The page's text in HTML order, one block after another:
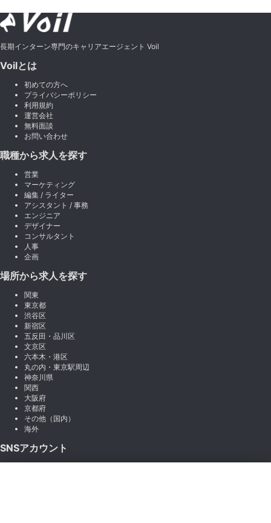
長期インターン専門のキャリアエージェント Voil
Voilとは
初めての方へ
プライバシーポリシー
利用規約
運営会社
無料面談
お問い合わせ
職種から求人を探す
営業
マーケティング
編集 / ライター
アシスタント / 事務
エンジニア
デザイナー
コンサルタント
人事
企画
場所から求人を探す
関東
東京都
渋谷区
新宿区
五反田・品川区
文京区
六本木・港区
丸の内・東京駅周辺
神奈川県
関西
大阪府
京都府
その他（国内）
海外
SNSアカウント